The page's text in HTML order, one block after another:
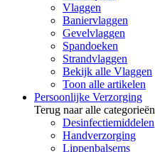
Vlaggen
Baniervlaggen
Gevelvlaggen
Spandoeken
Strandvlaggen
Bekijk alle Vlaggen
Toon alle artikelen
Persoonlijke Verzorging
Terug naar alle categorieën
Desinfectiemiddelen
Handverzorging
Lippenbalsems